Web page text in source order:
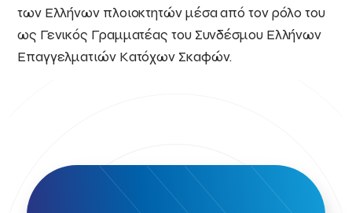
των Ελλήνων πλοιοκτητών μέσα από τον ρόλο του
ως Γενικός Γραμματέας του Συνδέσμου Ελλήνων
Επαγγελματιών Κατόχων Σκαφών.